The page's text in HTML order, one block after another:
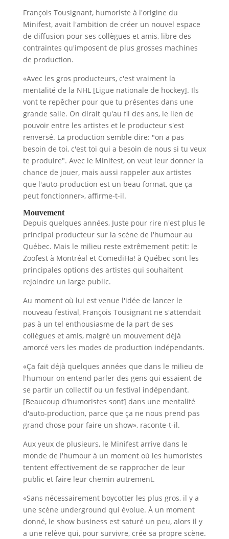
François Tousignant, humoriste à l'origine du
Minifest, avait l'ambition de créer un nouvel espace
de diffusion pour ses collègues et amis, libre des
contraintes qu'imposent de plus grosses machines
de production.
«Avec les gros producteurs, c'est vraiment la
mentalité de la NHL [Ligue nationale de hockey]. Ils
vont te repêcher pour que tu présentes dans une
grande salle. On dirait qu'au fil des ans, le lien de
pouvoir entre les artistes et le producteur s'est
renversé. La production semble dire: "on a pas
besoin de toi, c'est toi qui a besoin de nous si tu veux
te produire". Avec le Minifest, on veut leur donner la
chance de jouer, mais aussi rappeler aux artistes
que l'auto-production est un beau format, que ça
peut fonctionner», affirme-t-il.
Mouvement
Depuis quelques années, Juste pour rire n'est plus le
principal producteur sur la scène de l'humour au
Québec. Mais le milieu reste extrêmement petit: le
Zoofest à Montréal et ComediHa! à Québec sont les
principales options des artistes qui souhaitent
rejoindre un large public.
Au moment où lui est venue l'idée de lancer le
nouveau festival, François Tousignant ne s'attendait
pas à un tel enthousiasme de la part de ses
collègues et amis, malgré un mouvement déjà
amorcé vers les modes de production indépendants.
«Ça fait déjà quelques années que dans le milieu de
l'humour on entend parler des gens qui essaient de
se partir un collectif ou un festival indépendant.
[Beaucoup d'humoristes sont] dans une mentalité
d'auto-production, parce que ça ne nous prend pas
grand chose pour faire un show», raconte-t-il.
Aux yeux de plusieurs, le Minifest arrive dans le
monde de l'humour à un moment où les humoristes
tentent effectivement de se rapprocher de leur
public et faire leur chemin autrement.
«Sans nécessairement boycotter les plus gros, il y a
une scène underground qui évolue. À un moment
donné, le show business est saturé un peu, alors il y
a une relève qui, pour survivre, crée sa propre scène.